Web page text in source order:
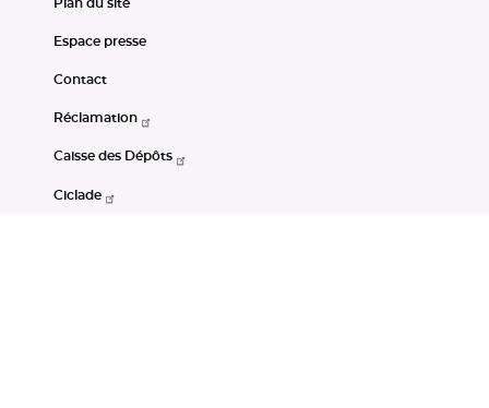
Plan du site
Espace presse
Contact
Réclamation
Caisse des Dépôts
Ciclade